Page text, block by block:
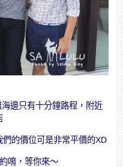
邊只有十分鐘路程，附近
的價位可是非常平價的XD
唷，等你來～